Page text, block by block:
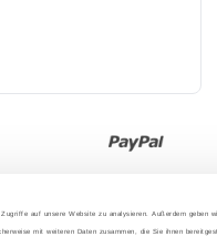
auf unsere Website zu analysieren. Außerdem geben
mit weiteren Daten zusammen, die Sie ihnen